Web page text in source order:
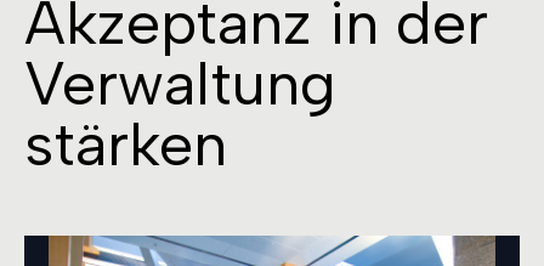
Akzeptanz in der
Verwaltung
stärken